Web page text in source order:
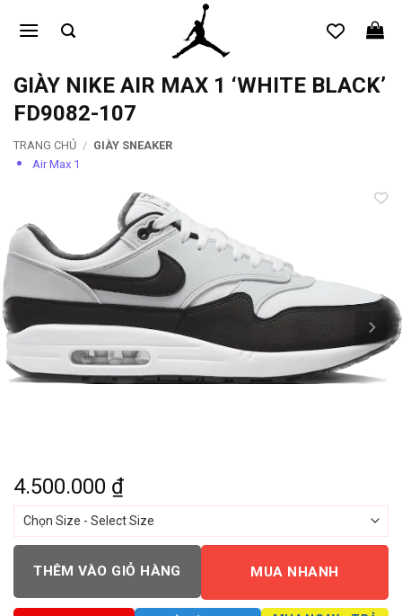
qua
dungGIÀY NIKE AIR MAX 1 ‘WHITE BLACK’
FD9082-107
TRANG CHỦ / GIÀY SNEAKER
Air Max 1
4.500.000 ₫
THÊM VÀO GIỎ HÀNG MUA NHANH